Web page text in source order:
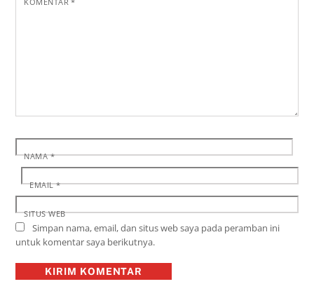
NAMA*
EMAIL*
SITUS WEB
Simpan nama, email, dan situs web saya pada peramban ini
untuk komentar saya berikutnya.